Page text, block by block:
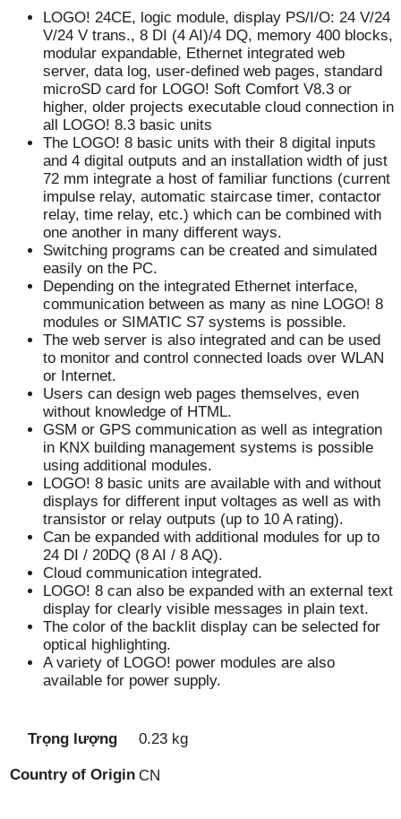
LOGO! 24CE, logic module, display PS/I/O: 24 V/24
V/24 V trans., 8 DI (4 AI)/4 DQ, memory 400 blocks,
modular expandable, Ethernet integrated web
server, data log, user-defined web pages, standard
microSD card for LOGO! Soft Comfort V8.3 or
higher, older projects executable cloud connection in
all LOGO! 8.3 basic units
The LOGO! 8 basic units with their 8 digital inputs
and 4 digital outputs and an installation width of just
72 mm integrate a host of familiar functions (current
impulse relay, automatic staircase timer, contactor
relay, time relay, etc.) which can be combined with
one another in many different ways.
Switching programs can be created and simulated
easily on the PC.
Depending on the integrated Ethernet interface,
communication between as many as nine LOGO! 8
modules or SIMATIC S7 systems is possible.
The web server is also integrated and can be used
to monitor and control connected loads over WLAN
or Internet.
Users can design web pages themselves, even
without knowledge of HTML.
GSM or GPS communication as well as integration
in KNX building management systems is possible
using additional modules.
LOGO! 8 basic units are available with and without
displays for different input voltages as well as with
transistor or relay outputs (up to 10 A rating).
Can be expanded with additional modules for up to
24 DI / 20DQ (8 AI / 8 AQ).
Cloud communication integrated.
LOGO! 8 can also be expanded with an external text
display for clearly visible messages in plain text.
The color of the backlit display can be selected for
optical highlighting.
A variety of LOGO! power modules are also
available for power supply.
Trọng lượng 0.23 kg
Country of Origin CN